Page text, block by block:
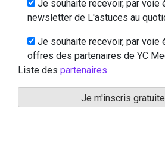
Je souhaite recevoir, par voie
newsletter de L'astuces au
Je souhaite recevoir, par voie
offres des partenaires de YC
Liste des partenaires